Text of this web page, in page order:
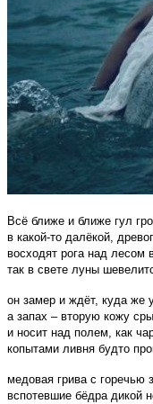
Всё ближе и ближе гул
в какой-то далёкой,
восходят рога над лесом
так в свете луны
он замер и ждёт, куда же
а запах – вторую кожу
и носит над полем, как
копытами ливня будто
медовая грива с горечью
вспотевшие бёдра дикой